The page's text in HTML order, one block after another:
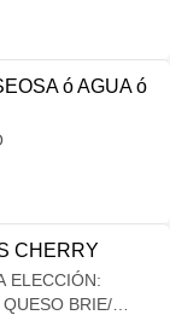
ó AGUA ó
CHERRY
ELECCIÓN:
BRIE/